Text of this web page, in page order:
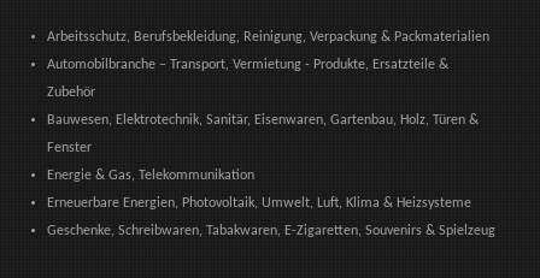
Arbeitsschutz, Berufsbekleidung, Reinigung, Verpackung & Packmaterialien
Automobilbranche – Transport, Vermietung - Produkte, Ersatzteile &
Zubehör
Bauwesen, Elektrotechnik, Sanitär, Eisenwaren, Gartenbau, Holz, Türen &
Fenster
Energie & Gas, Telekommunikation
Erneuerbare Energien, Photovoltaik, Umwelt, Luft, Klima & Heizsysteme
Geschenke, Schreibwaren, Tabakwaren, E-Zigaretten, Souvenirs & Spielzeug